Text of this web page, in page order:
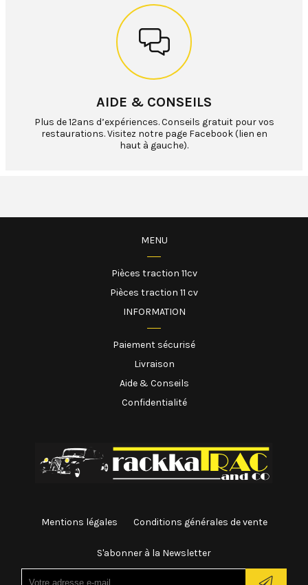
AIDE & CONSEILS
Plus de 12ans d’expériences. Conseils gratuit pour vos
restaurations. Visitez notre page Facebook (lien en
haut à gauche).
MENU
Pièces traction 11cv
Pièces traction 11 cv
INFORMATION
Paiement sécurisé
Livraison
Aide & Conseils
Confidentialité
Mentions légales Conditions générales de vente
S'abonner à la Newsletter